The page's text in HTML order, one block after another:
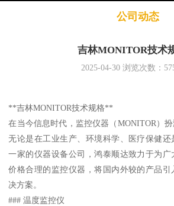
公司动态
吉林MONITOR技术
2025-04-30浏览次数：
**吉林MONITOR技术规格**
在当今信息时代，监控仪器（MONITOR）
无论是在工业生产、环境科学、医疗保健
一家的仪器设备公司，鸿泰顺达致力于为广
价格合理的监控仪器，将国内外较的产品
决方案。
### 温度监控仪